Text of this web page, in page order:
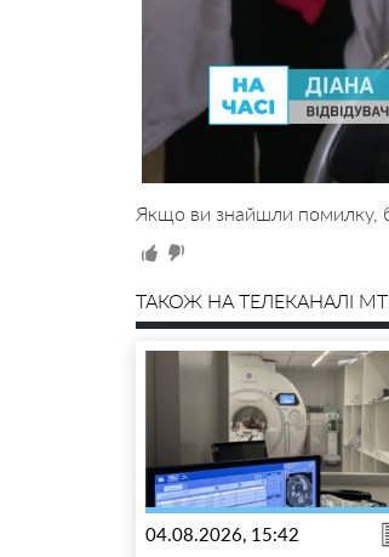
Якщо ви знайшли помилку,
ТАКОЖ НА ТЕЛЕКАНАЛІ
04.08.2026, 15:42